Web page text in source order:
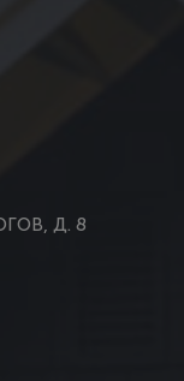
Д. 8